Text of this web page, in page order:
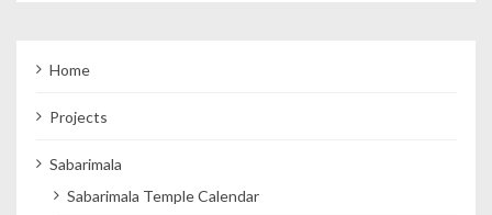
Home
Projects
Sabarimala
Sabarimala Temple Calendar